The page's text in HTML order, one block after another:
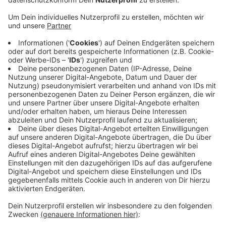
Auch WM- und Olympiateilnehmerinnen werden laut
Veranstaltern erwartet. In Lützenkirchen wird morgen
Oktoberfest gefeiert, ab 18 Uhr im Pfarrheim St.
Maurinus. Und morgen öffnet das Natur Gut Ophoven
seine Türen zum Erlebnis-Museumstag. Von 11 bis 17
Uhr gibt es Aktionen in der Energiestadt und an der
Mitmach-Baustelle. Einen Überblick über Events in
unserer Stadt bekommt ihr jederzeitüber unsere
Freizeittipps
Anzeige